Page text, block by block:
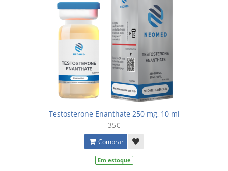
Testosterone Enanthate 250 mg, 10 ml
35€
Comprar
Em estoque